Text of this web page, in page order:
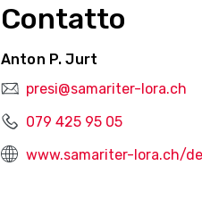
Contatto
Anton P. Jurt
presi@samariter-lora.ch
079 425 95 05
www.samariter-lora.ch/de